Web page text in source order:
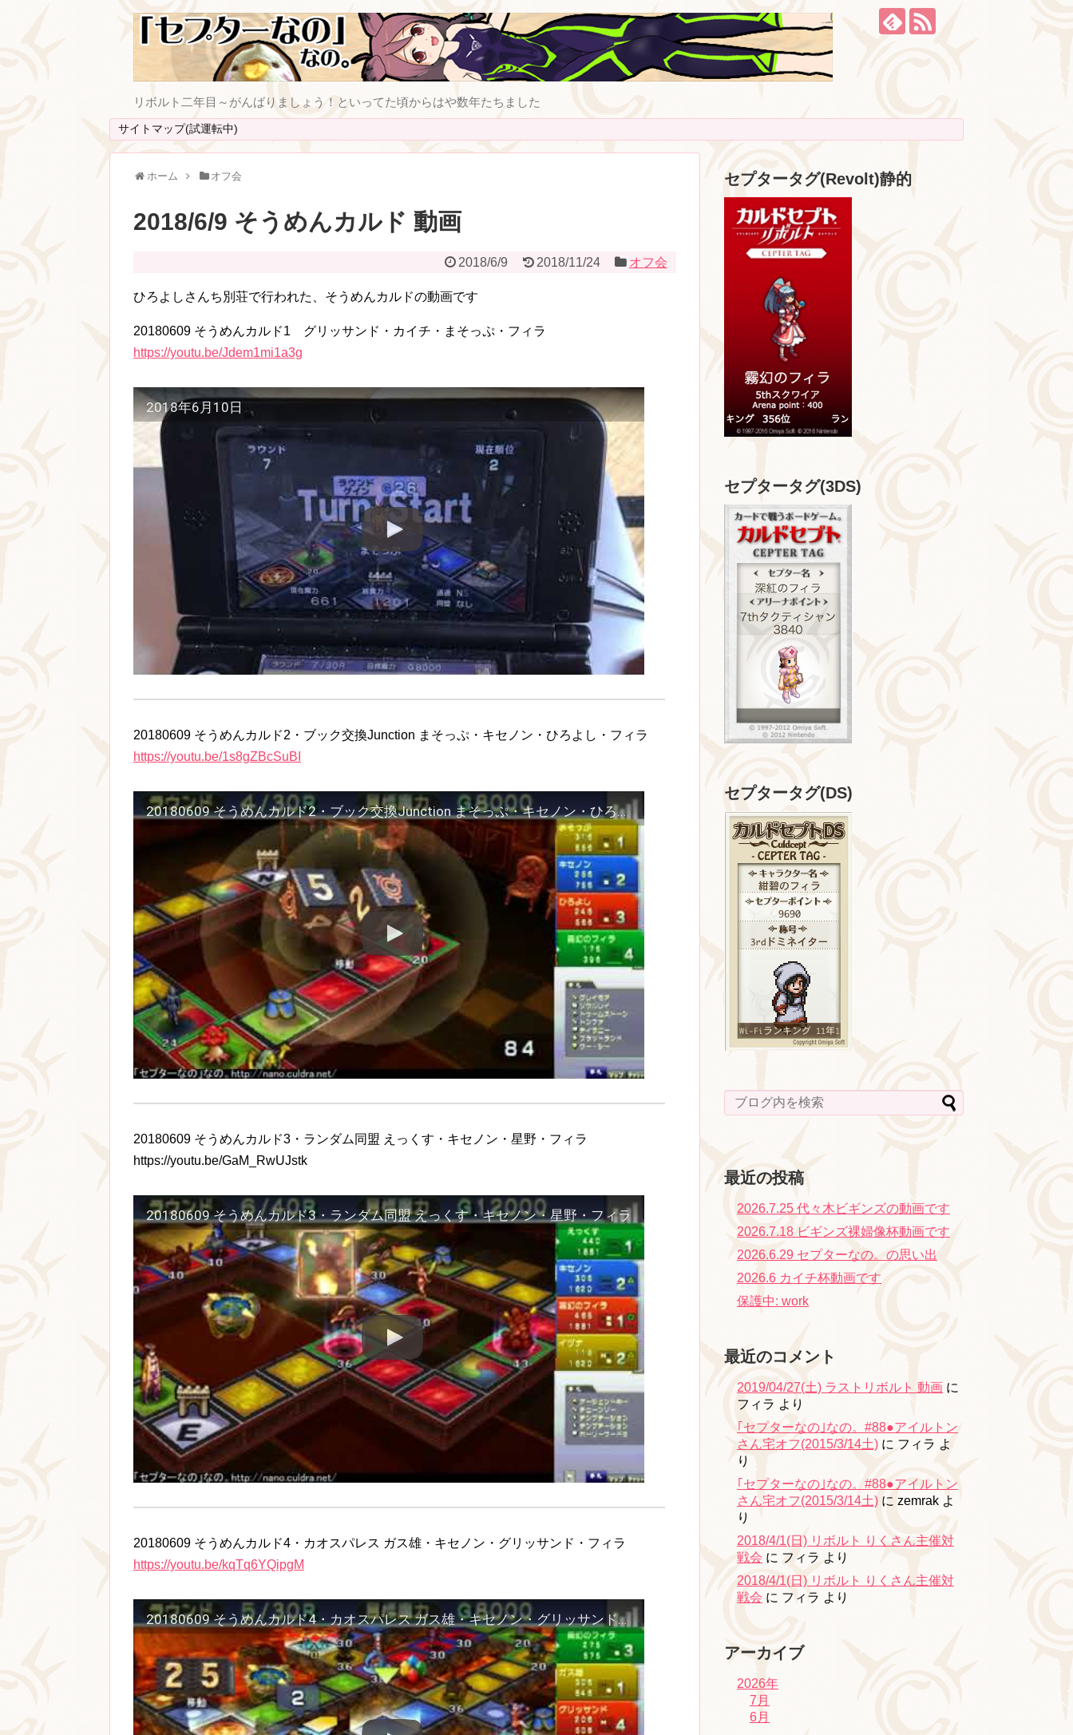
リボルト二年目～がんばりましょう！といってた頃からはや数年たちました
サイトマップ(試運転中)
ホーム オフ会
2018/6/9 そうめんカルド 動画
2018/6/9 2018/11/24 オフ会
ひろよしさんち別荘で行われた、そうめんカルドの動画です
20180609 そうめんカルド1 グリッサンド・カイチ・まそっぷ・フィラ
https://youtu.be/Jdem1mi1a3g
2018年6月10日
20180609 そうめんカルド2・ブック交換Junction まそっぷ・キセノン・ひろよし・フィラ
https://youtu.be/1s8gZBcSuBI
20180609 そうめんカルド2・ブック交換Junction まそっぷ・キセノン・ひろよし・フィラ
20180609 そうめんカルド3・ランダム同盟 えっくす・キセノン・星野・フィラ
https://youtu.be/GaM_RwUJstk
20180609 そうめんカルド3・ランダム同盟 えっくす・キセノン・星野・フィラ
20180609 そうめんカルド4・カオスパレス ガス雄・キセノン・グリッサンド・フィラ
https://youtu.be/kqTq6YQipgM
20180609 そうめんカルド4・カオスパレス ガス雄・キセノン・グリッサンド・フィラ
セプタータグ(Revolt)静的
セプタータグ(3DS)
セプタータグ(DS)
最近の投稿
2026.7.25 代々木ビギンズの動画です
2026.7.18 ビギンズ裸婦像杯動画です
2026.6.29 セプターなの。の思い出
2026.6 カイチ杯動画です
保護中: work
最近のコメント
2019/04/27(土) ラストリボルト 動画 に
フィラ より
｢セプターなの｣なの。#88●アイルトン
さん宅オフ(2015/3/14土) に フィラ よ
り
｢セプターなの｣なの。#88●アイルトン
さん宅オフ(2015/3/14土) に zemrak よ
り
2018/4/1(日) リボルト りくさん主催対
戦会 に フィラ より
2018/4/1(日) リボルト りくさん主催対
戦会 に フィラ より
アーカイブ
2026年
7月
6月